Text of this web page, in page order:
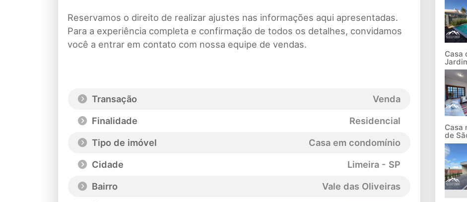
Reservamos o direito de realizar ajustes nas informações aqui apresentadas.
Para a experiência completa e confirmação de todos os detalhes, convidamos
você a entrar em contato com nossa equipe de vendas.
Transação
Venda
Finalidade
Residencial
Tipo de imóvel
Casa em condomínio
Cidade
Limeira - SP
Bairro
Vale das Oliveiras
Casa
Casa
de